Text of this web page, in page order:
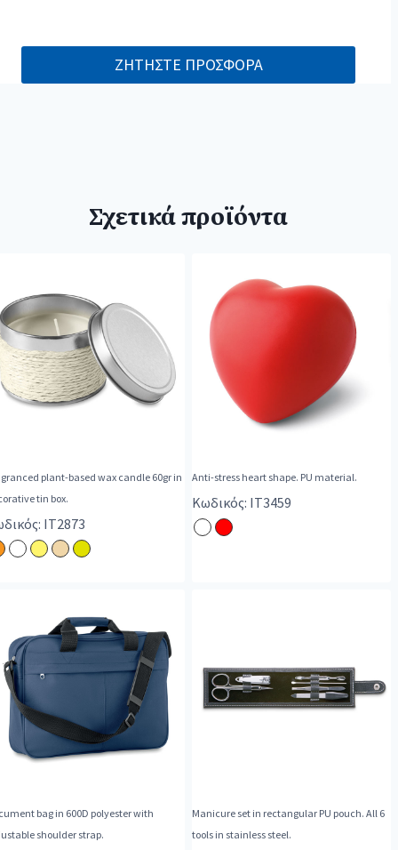
ΖΗΤΗΣΤΕ ΠΡΟΣΦΟΡΑ
Σχετικά προϊόντα
plant-based wax candle 60gr in
tin box.
IT2873
Anti-stress heart shape. PU material.
Κωδικός: IT3459
bag in 600D polyester with
shoulder strap.
Manicure set in rectangular PU pouch. All 6
tools in stainless steel.